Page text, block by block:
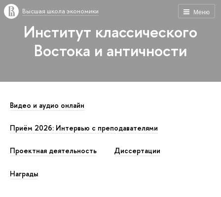
Меню
Высшая школа экономики
Институт классического
Востока и античности
Видео и аудио онлайн
Приём 2026: Интервью с преподавателями
Проектная деятельность Диссертации
Награды